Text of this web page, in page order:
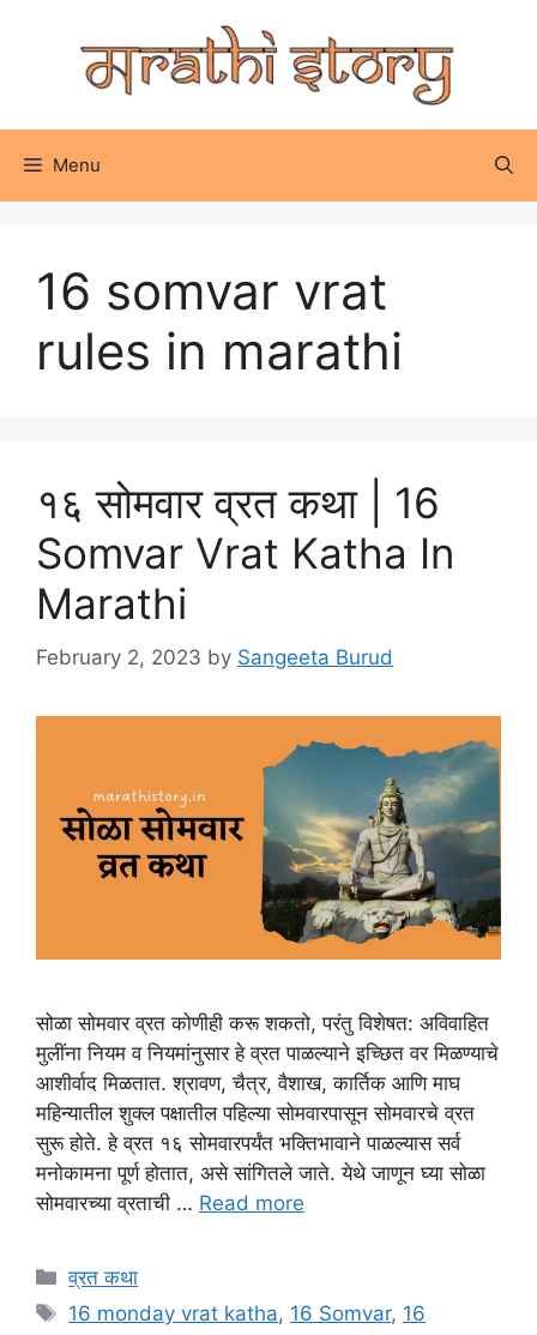
Menu
16 somvar vrat
rules in marathi
१६ सोमवार व्रत कथा | 16
Somvar Vrat Katha In
Marathi
February 2, 2023 by Sangeeta Burud
सोळा सोमवार व्रत कोणीही करू शकतो, परंतु विशेषत: अविवाहित
मुलींना नियम व नियमांनुसार हे व्रत पाळल्याने इच्छित वर मिळण्याचे
आशीर्वाद मिळतात. श्रावण, चैत्र, वैशाख, कार्तिक आणि माघ
महिन्यातील शुक्ल पक्षातील पहिल्या सोमवारपासून सोमवारचे व्रत
सुरू होते. हे व्रत १६ सोमवारपर्यंत भक्तिभावाने पाळल्यास सर्व
मनोकामना पूर्ण होतात, असे सांगितले जाते. येथे जाणून घ्या सोळा
सोमवारच्या व्रताची … Read more
Categories
व्रत कथा
Tags
16 monday vrat katha, 16 Somvar, 16